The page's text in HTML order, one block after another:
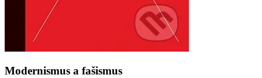
Modernismus a fašismus